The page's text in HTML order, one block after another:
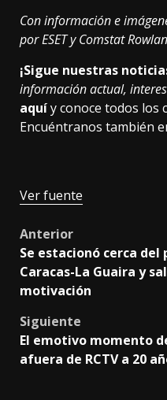
Con información e
por ESET y Comstat
¡Sigue nuestras
información actual,
aquíy conoce todos los
Encuéntranos también
Ver fuente
Post
navigation
Anterior
Se estacionó cerca
Caracas-La Guaira y
motivación
Siguiente
El emotivo momento
afuera de RCTV a 20